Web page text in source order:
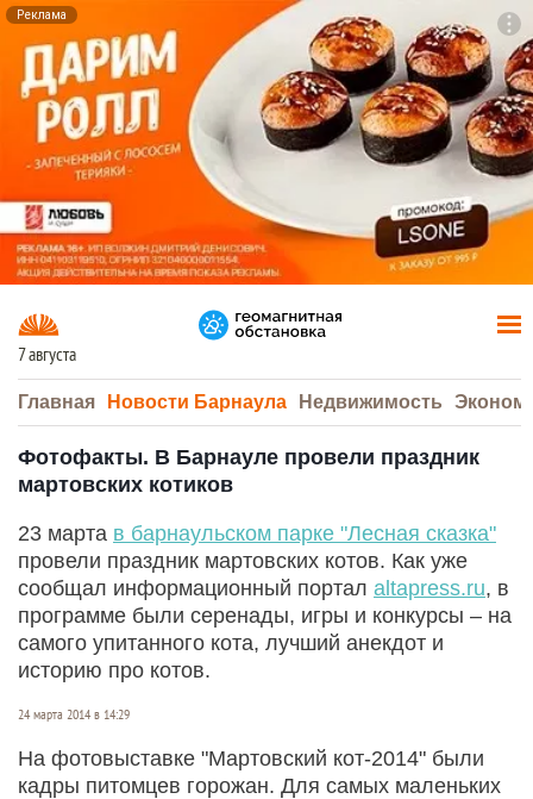
Реклама
7 августа
Главная Новости Барнаула Недвижимость
Фотофакты. В Барнауле провели праздник
мартовских котиков
23 марта в барнаульском парке "Лесная сказка"
провели праздник мартовских котов. Как уже
сообщал информационный портал altapress.ru, в
программе были серенады, игры и конкурсы – на
самого упитанного кота, лучший анекдот и
историю про котов.
24 марта 2014 в 14:29
На фотовыставке "Мартовский кот-2014" были
кадры питомцев горожан. Для самых маленьких